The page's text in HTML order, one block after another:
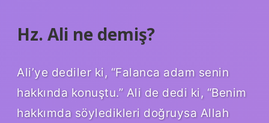
Hz. Ali ne demiş?
Ali’ye dediler ki, “Falanca adam senin
hakkında konuştu.” Ali de dedi ki, “Benim
hakkımda söyledikleri doğruysa Allah